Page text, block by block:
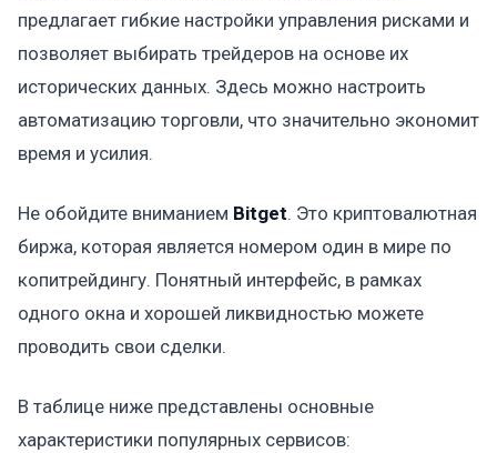
предлагает гибкие настройки управления рисками и
позволяет выбирать трейдеров на основе их
исторических данных. Здесь можно настроить
автоматизацию торговли, что значительно экономит
время и усилия.
Не обойдите вниманием Bitget. Это криптовалютная
биржа, которая является номером один в мире по
копитрейдингу. Понятный интерфейс, в рамках
одного окна и хорошей ликвидностью можете
проводить свои сделки.
В таблице ниже представлены основные
характеристики популярных сервисов: